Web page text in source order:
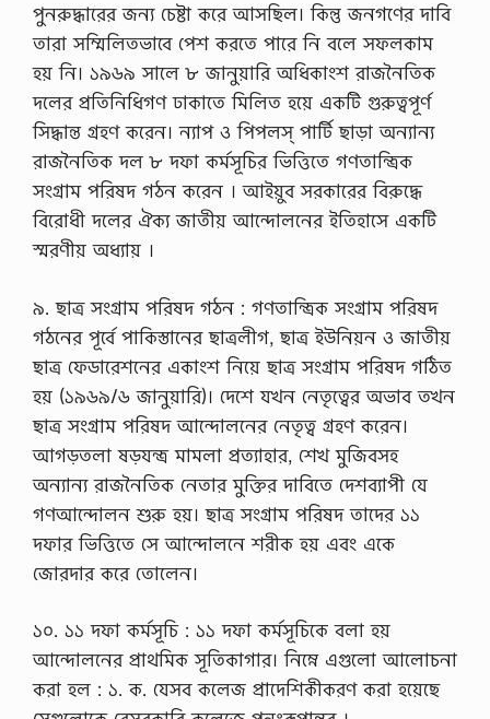
পুনরুদ্ধারের জন্য চেষ্টা করে আসছিল। কিন্তু জনগণের দাবি
তারা সম্মিলিতভাবে পেশ করতে পারে নি বলে সফলকাম
হয় নি। ১৯৬৯ সালে ৮ জানুয়ারি অধিকাংশ রাজনৈতিক
দলের প্রতিনিধিগণ ঢাকাতে মিলিত হয়ে একটি গুরুত্বপূর্ণ
সিদ্ধান্ত গ্রহণ করেন। ন্যাপ ও পিপলস্ পার্টি ছাড়া অন্যান্য
রাজনৈতিক দল ৮ দফা কর্মসূচির ভিত্তিতে গণতান্ত্রিক
সংগ্রাম পরিষদ গঠন করেন । আইয়ুব সরকারের বিরুদ্ধে
বিরোধী দলের ঐক্য জাতীয় আন্দোলনের ইতিহাসে একটি
স্মরণীয় অধ্যায় ।
৯. ছাত্র সংগ্রাম পরিষদ গঠন : গণতান্ত্রিক সংগ্রাম পরিষদ
গঠনের পূর্বে পাকিস্তানের ছাত্রলীগ, ছাত্র ইউনিয়ন ও জাতীয়
ছাত্র ফেডারেশনের একাংশ নিয়ে ছাত্র সংগ্রাম পরিষদ গঠিত
হয় (১৯৬৯/৬ জানুয়ারি)। দেশে যখন নেতৃত্বের অভাব তখন
ছাত্র সংগ্রাম পরিষদ আন্দোলনের নেতৃত্ব গ্রহণ করেন।
আগড়তলা ষড়যন্ত্র মামলা প্রত্যাহার, শেখ মুজিবসহ
অন্যান্য রাজনৈতিক নেতার মুক্তির দাবিতে দেশব্যাপী যে
গণআন্দোলন শুরু হয়। ছাত্র সংগ্রাম পরিষদ তাদের ১১
দফার ভিত্তিতে সে আন্দোলনে শরীক হয় এবং একে
জোরদার করে তোলেন।
১০. ১১ দফা কর্মসূচি : ১১ দফা কর্মসূচিকে বলা হয়
আন্দোলনের প্রাথমিক সূতিকাগার। নিম্নে এগুলো আলোচনা
করা হল : ১. ক. যেসব কলেজ প্রাদেশিকীকরণ করা হয়েছে